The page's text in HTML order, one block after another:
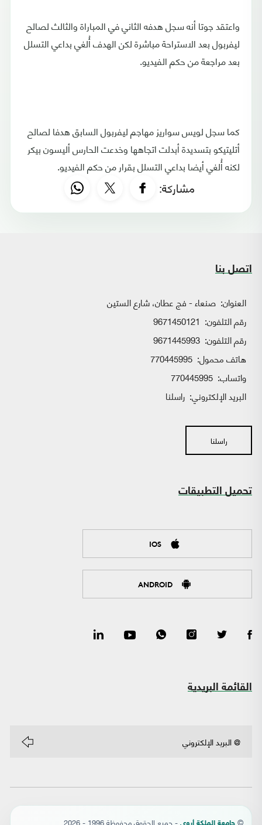
واعتقد جوتا أنه سجل هدفه الثاني في المباراة والثالث لصالح
ليفربول بعد الاستراحة مباشرة لكن الهدف أُلغي بداعي التسلل
بعد مراجعة من حكم الفيديو.
كما سجل لويس سواريز مهاجم ليفربول السابق هدفا لصالح
أتليتيكو بتسديدة أبدلت اتجاهها وخدعت الحارس أليسون بيكر
لكنه أُلغي أيضا بداعي التسلل بقرار من حكم الفيديو.
مشاركة:
اتصل بنا
العنوان: صنعاء - فج عطان، شارع الستين
رقم التلفون: 9671450121
رقم التلفون: 9671445993
هاتف محمول: 770445995
واتساب:
البريد الإلكتروني: راسلنا
راسلنا
تحميل التطبيقات
IOS
ANDROID
القائمة البريدية
© - جميع الحقوق محفوظة 1996 - 2026